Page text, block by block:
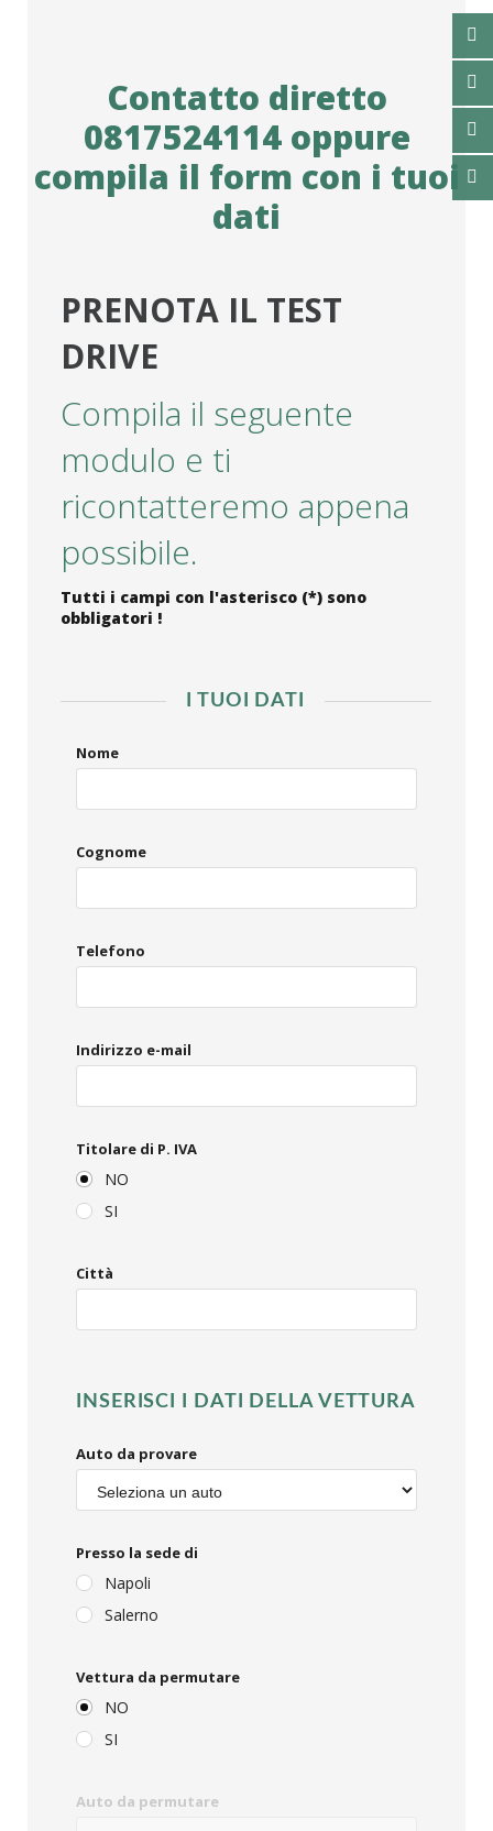
Contatto diretto
0817524114oppure
compila il form con i tuoi
dati
PRENOTA IL TEST
DRIVE
Compila il seguente
modulo e ti
ricontatteremo appena
possibile.
Tutti i campi con l'asterisco (*) sono
obbligatori !
I TUOI DATI
Nome
Cognome
Telefono
Indirizzo e-mail
Titolare di P. IVA
NO
SI
Città
INSERISCI I DATI DELLA VETTURA
Auto da provare
Presso la sede di
Napoli
Salerno
Vettura da permutare
NO
SI
Auto da permutare